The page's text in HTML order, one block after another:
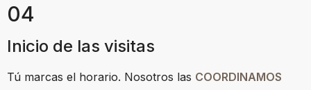
04
Inicio de las visitas
Tú marcas el horario. Nosotros las COORDINAMOS